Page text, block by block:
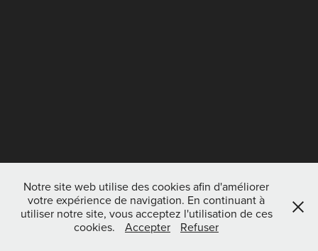
Notre site web utilise des cookies afin d'améliorer
votre expérience de navigation. En continuant à
utiliser notre site, vous acceptez l'utilisation de ces
cookies.
Accepter Refuser